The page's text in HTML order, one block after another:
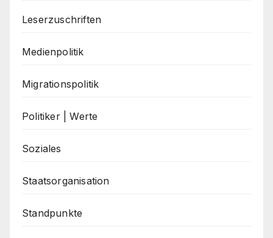
Leserzuschriften
Medienpolitik
Migrationspolitik
Politiker | Werte
Soziales
Staatsorganisation
Standpunkte